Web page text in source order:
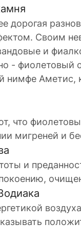
дорогая
Своим
и
- фиолетовый
нимфе Аметис,
что
мигреней и
и